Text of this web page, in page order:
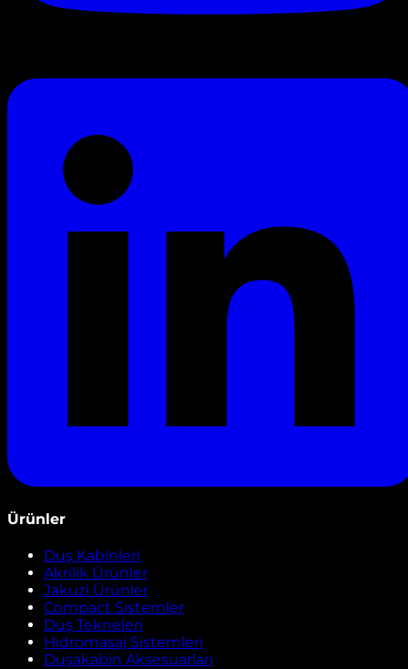
Ürünler
Duş Kabinleri
Akrilik Ürünler
Jakuzi Ürünler
Compact Sistemler
Duş Tekneleri
Hidromasaj Sistemleri
Duşakabin Aksesuarları